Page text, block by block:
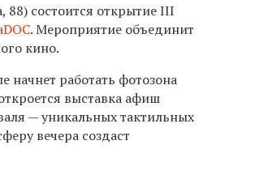
состоится открытие III
. Мероприятие объединит
кино.
начнет работать фотозона
выставка афиш
— уникальных тактильных
вечера создаст